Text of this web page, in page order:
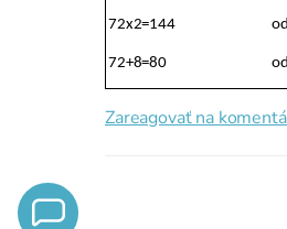
72x2=144
72+8=80
Zareagovať na